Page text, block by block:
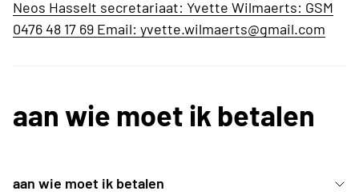
Neos Hasselt secretariaat: Yvette Wilmaerts: GSM
0476 48 17 69 Email: yvette.wilmaerts@gmail.com
aan wie moet ik betalen
aan wie moet ik betalen